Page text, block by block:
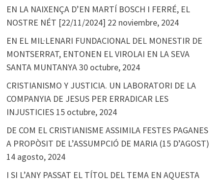
EN LA NAIXENÇA D’EN MARTÍ BOSCH I FERRÉ, EL
NOSTRE NÉT [22/11/2024] 22 noviembre, 2024
EN EL MIL·LENARI FUNDACIONAL DEL MONESTIR DE
MONTSERRAT, ENTONEN EL VIROLAI EN LA SEVA
SANTA MUNTANYA30 octubre, 2024
CRISTIANISMO Y JUSTICIA. UN LABORATORI DE LA
COMPANYIA DE JESUS PER ERRADICAR LES
INJUSTICIES 15 octubre, 2024
DE COM EL CRISTIANISME ASSIMILA FESTES PAGANES
A PROPÒSIT DE L’ASSUMPCIÓ DE MARIA (15 D’AGOST)
14 agosto, 2024
I SI L’ANY PASSAT EL TÍTOL DEL TEMA EN AQUESTA